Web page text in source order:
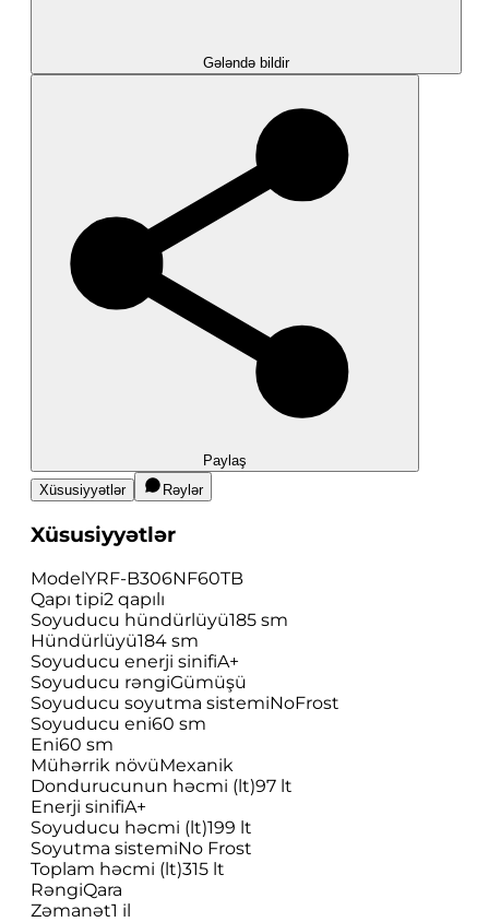
Gələndə bildir
Paylaş
Xüsusiyyətlər
Rəylər
Xüsusiyyətlər
ModelYRF-B306NF60TB
Qapı tipi2 qapılı
Soyuducu hündürlüyü185 sm
Hündürlüyü184 sm
Soyuducu enerji sinifiA+
Soyuducu rəngiGümüşü
Soyuducu soyutma sistemiNoFrost
Soyuducu eni60 sm
Eni60 sm
Mühərrik növüMexanik
Dondurucunun həcmi (lt)97 lt
Enerji sinifiA+
Soyuducu həcmi (lt)199 lt
Soyutma sistemiNo Frost
Toplam həcmi (lt)315 lt
RəngiQara
Zəmanət1 il